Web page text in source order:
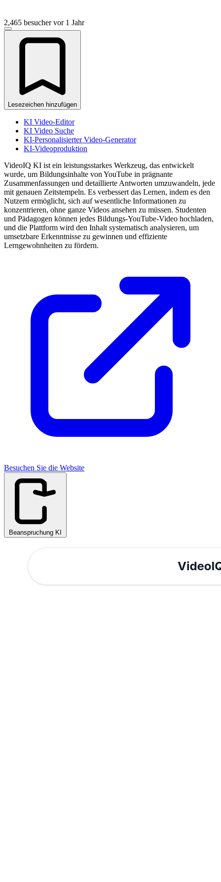
2,465 besucher vor 1 Jahr
Lesezeichen hinzufügen
KI Video-Editor
KI Video Suche
KI-Personalisierter Video-Generator
KI-Videoproduktion
VideoIQ KI ist ein leistungsstarkes Werkzeug, das entwickelt
wurde, um Bildungsinhalte von YouTube in prägnante
Zusammenfassungen und detaillierte Antworten umzuwandeln, jede
mit genauen Zeitstempeln. Es verbessert das Lernen, indem es den
Nutzern ermöglicht, sich auf wesentliche Informationen zu
konzentrieren, ohne ganze Videos ansehen zu müssen. Studenten
und Pädagogen können jedes Bildungs-YouTube-Video hochladen,
und die Plattform wird den Inhalt systematisch analysieren, um
umsetzbare Erkenntnisse zu gewinnen und effiziente
Lerngewohnheiten zu fördern.
Besuchen Sie die Website
Beanspruchung KI